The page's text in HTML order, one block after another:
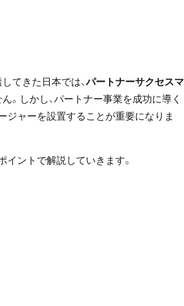
てきた日本では、パートナーサクセスマ
。しかし、パートナー事業を成功に導く
ジャーを設置することが重要になりま
イントで解説していきます。